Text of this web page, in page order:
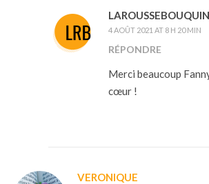
4 AOÛT 2021 AT 8 H 20 MIN
RÉPONDRE
Merci beaucoup
cœur !
VERONIQUE